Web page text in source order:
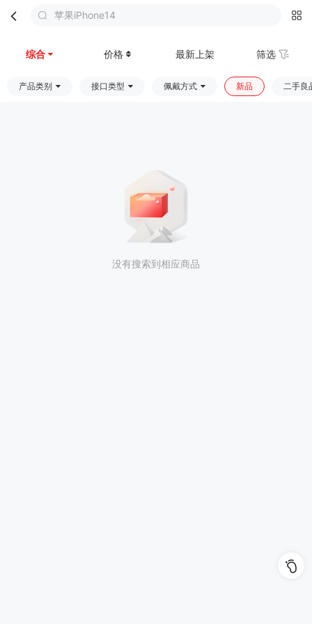
苹果iPhone14
综合 价格 最新上架 筛选
产品类别 接口类型 佩戴方式 新品 二手良
没有搜索到相应商品